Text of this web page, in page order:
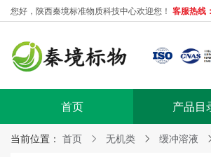
您好，陕西秦境标准物质科技中心欢迎您！ 客服热线
首页 产品目
当前位置： 首页 无机类 缓冲溶液